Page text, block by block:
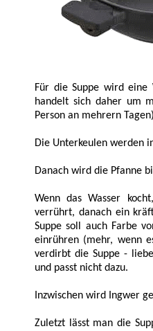
Für die Suppe wird eine
handelt sich daher um
Person an mehrern
Die Unterkeulen werden
Danach wird die Pfanne
Wenn das Wasser
verrührt, danach ein
Suppe soll auch Farbe
einrühren (mehr, wenn
verdirbt die Suppe -
und passt nicht dazu.
Inzwischen wird Ingwer
Zuletzt lässt man die